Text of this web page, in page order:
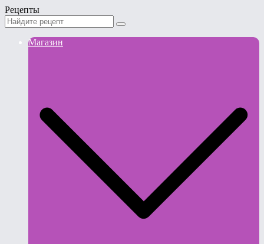
Рецепты
Магазин